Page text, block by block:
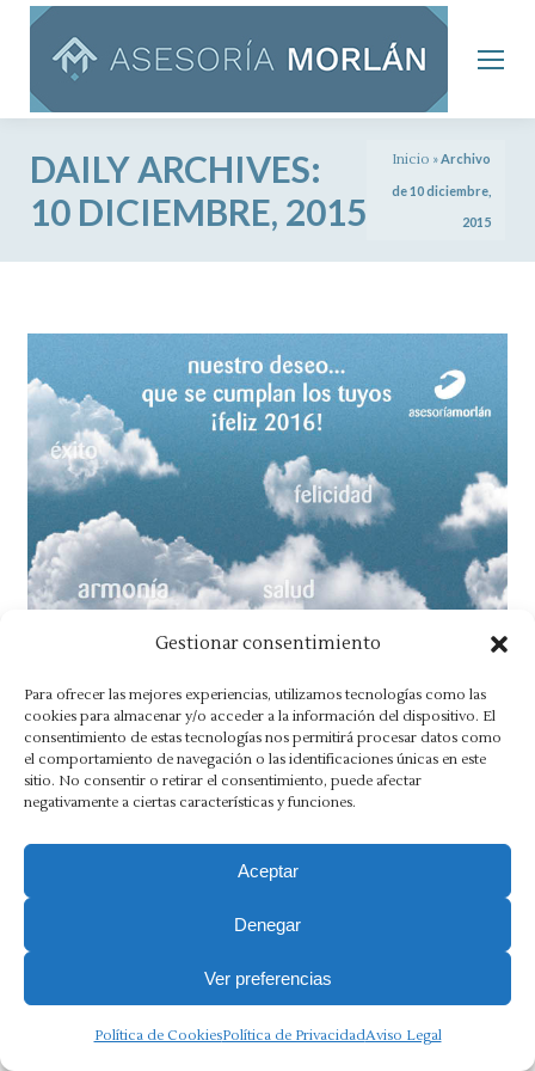
Gestionar consentimiento
Para ofrecer las mejores experiencias, utilizamos tecnologías como las
cookies para almacenar y/o acceder a la información del dispositivo. El
consentimiento de estas tecnologías nos permitirá procesar datos como
el comportamiento de navegación o las identificaciones únicas en este
sitio. No consentir o retirar el consentimiento, puede afectar
negativamente a ciertas características y funciones.
Aceptar
Denegar
Ver preferencias
Política de CookiesPolítica de PrivacidadAviso Legal
DAILY ARCHIVES:
10 DICIEMBRE, 2015
Inicio »Archivo
de 10 diciembre,
2015
Noticias ByAsesoría Morlán 10 diciembre, 2015
Nuestro deseo… que se cumplan los tuyos
Canal Ético
Copyright 2025 Ⓒ Asesoria Morlán. Todos los derechos
reservados.